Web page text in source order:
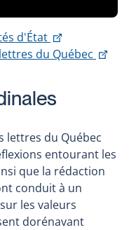
d'État
Ce
lien
fenêtre
du Québec
Ce
lettres du Québec
entourant les
que la rédaction
conduit à un
les valeurs
dorénavant